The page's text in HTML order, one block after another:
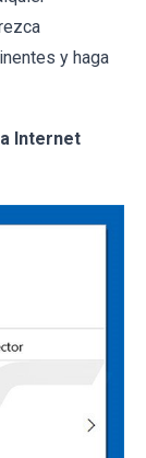
y haga
Internet